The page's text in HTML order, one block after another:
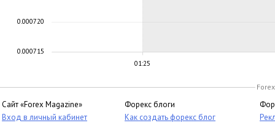
01:25
0.000715
0.000720
Сайт «Forex Magazine»
Вход в личный кабинет
Форекс блоги
Как создать форекс блог